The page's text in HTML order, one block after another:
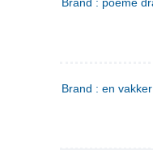
Brand : poème
Brand : en